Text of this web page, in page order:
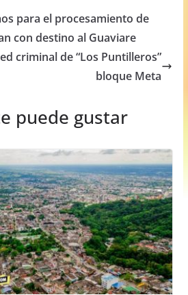
e
para el procesamiento de
con destino al Guaviare
criminal de “Los Puntilleros”
bloque Meta
puede gustar